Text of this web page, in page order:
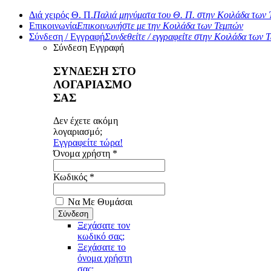
Διά χειρός Θ. Π.Παλιά μηνύματα του Θ. Π. στην Κοιλάδα των
ΕπικοινωνίαΕπικοινωνήστε με την Κοιλάδα των Τεμπών
Σύνδεση / ΕγγραφήΣυνδεθείτε / εγγραφείτε στην Κοιλάδα των
Σύνδεση Εγγραφή
ΣΥΝΔΕΣΗ ΣΤΟ
ΛΟΓΑΡΙΑΣΜΟ
ΣΑΣ
Δεν έχετε ακόμη
λογαριασμό;
Εγγραφείτε τώρα!
Όνομα χρήστη *
Κωδικός *
Να Με Θυμάσαι
Ξεχάσατε τον
κωδικό σας;
Ξεχάσατε το
όνομα χρήστη